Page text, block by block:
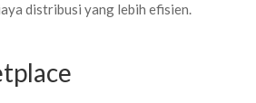
distribusi yang lebih efisien.